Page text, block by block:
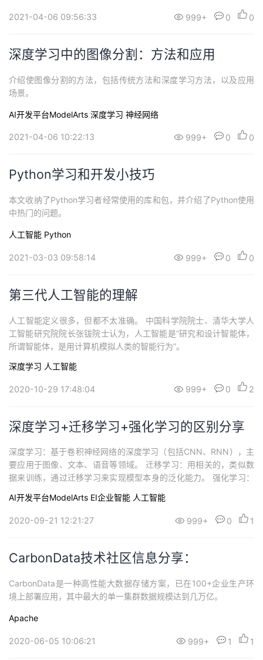
ModelArts里体验MindSpore新特性）。
2021-04-06 09:56:33 999+ 0 0
深度学习中的图像分割：方法和应用
介绍使图像分割的方法，包括传统方法和深度学习方法，以及应用
场景。
AI开发平台ModelArts 深度学习 神经网络
2021-04-06 10:22:13 999+ 0 0
Python学习和开发小技巧
本文收纳了Python学习者经常使用的库和包，并介绍了Python使用
中热门的问题。
人工智能 Python
2021-03-03 09:58:14 999+ 0 0
第三代人工智能的理解
人工智能定义很多，但都不太准确。 中国科学院院士、清华大学人
工智能研究院院长张钹院士认为，人工智能是“研究和设计智能体，
所谓智能体，是用计算机模拟人类的智能行为”。
深度学习 人工智能
2020-10-29 17:48:04 999+ 0 2
深度学习+迁移学习+强化学习的区别分享
深度学习：基于卷积神经网络的深度学习（包括CNN、RNN），主
要应用于图像、文本、语音等领域。 迁移学习：用相关的，类似数
据来训练，通过迁移学习来实现模型本身的泛化能力。 强化学习：
AI开发平台ModelArts EI企业智能 人工智能
2020-09-21 12:21:27 999+ 0 1
CarbonData技术社区信息分享：
CarbonData是一种高性能大数据存储方案，已在100+企业生产环
境上部署应用，其中最大的单一集群数据规模达到几万亿​。
Apache
2020-06-05 10:06:21 999+ 1 1